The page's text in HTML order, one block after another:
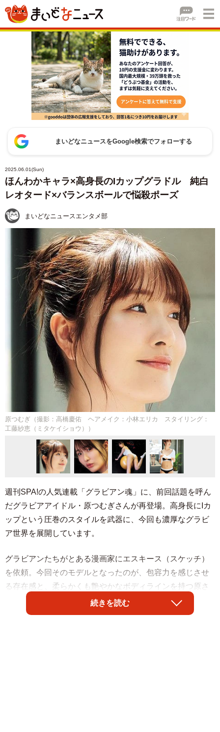
まいどなニュースをGoogle検索でフォローする
2025.06.01(Sun)
ほんわかキャラ×高身長のIカップグラドル 純白
レオタード×バランスボールで悩殺ポーズ
まいどなニュースエンタメ部
原つむぎ（撮影：高橋慶佑 ヘアメイク：小林エリカ スタイリング：
工藤紗恵（ミタケイショウ））
週刊SPA!の人気連載「グラビアン魂」に、前回話題を呼ん
だグラビアアイドル・原つむぎさんが再登場。高身長にIカ
ップという圧巻のスタイルを武器に、今回も濃厚なグラビ
ア世界を展開しています。
グラビアンたちがとある漫画家にエスキース（スケッチ）
を依頼。今回そのモデルとなったのが、包容力を感じさせ
る存在感と、柔らかくも艶やかなボディラインを持つ原さ
んです。漫画家が原さんに惹かれたのは、ある性癖に関係
があるとのことで、彼女の内に秘めた魅力が、創作欲を強
続きを読む